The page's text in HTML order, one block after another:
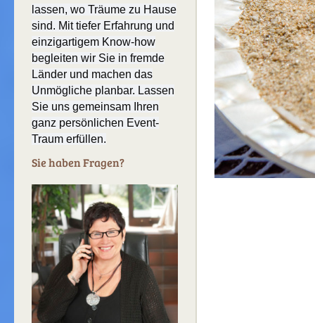
lassen, wo Träume zu Hause
sind. Mit tiefer Erfahrung und
einzigartigem Know-how
begleiten wir Sie in fremde
Länder und machen das
Unmögliche planbar. Lassen
Sie uns gemeinsam Ihren
ganz persönlichen Event-
Traum erfüllen.
Sie haben Fragen?